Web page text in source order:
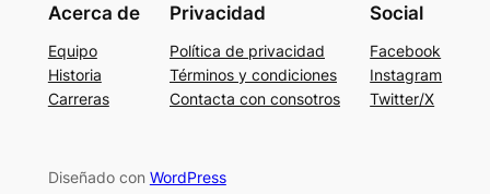
Acerca de
Equipo
Historia
Carreras
Privacidad
Política de privacidad
Términos y condiciones
Contacta con consotros
Social
Facebook
Instagram
Twitter/X
Diseñado con WordPress